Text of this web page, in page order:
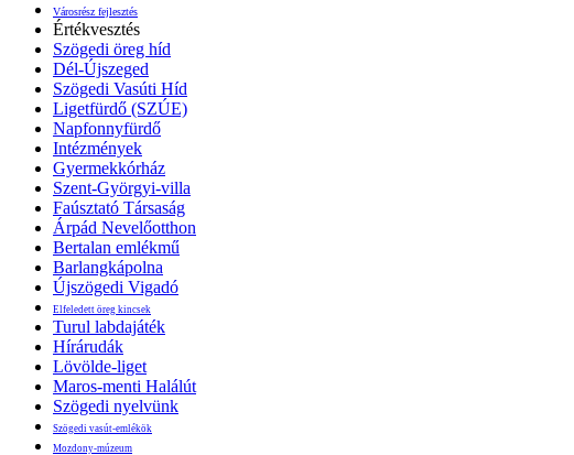
Városrész fejlesztés
Értékvesztés
Szögedi öreg híd
Dél-Újszeged
Szögedi Vasúti Híd
Ligetfürdő (SZÚE)
Napfonnyfürdő
Intézmények
Gyermekkórház
Szent-Györgyi-villa
Faúsztató Társaság
Árpád Nevelőotthon
Bertalan emlékmű
Barlangkápolna
Újszögedi Vigadó
Elfeledett öreg kincsek
Turul labdajáték
Hírárudák
Lövölde-liget
Maros-menti Halálút
Szögedi nyelvünk
Szögedi vasút-emlékök
Mozdony-múzeum